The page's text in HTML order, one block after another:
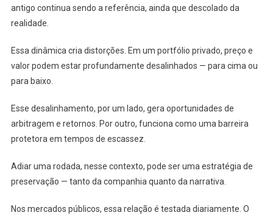
antigo continua sendo a referência, ainda que descolado da
realidade.
Essa dinâmica cria distorções. Em um portfólio privado, preço e
valor podem estar profundamente desalinhados — para cima ou
para baixo.
Esse desalinhamento, por um lado, gera oportunidades de
arbitragem e retornos. Por outro, funciona como uma barreira
protetora em tempos de escassez.
Adiar uma rodada, nesse contexto, pode ser uma estratégia de
preservação — tanto da companhia quanto da narrativa.
Nos mercados públicos, essa relação é testada diariamente. O